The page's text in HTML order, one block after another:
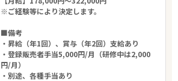
※ご経験等により決定します。
■備考
・昇給（年1回）、賞与（年2回）支給あり
・登録販売者手当5,000円/月（研修中は2,000
円/月）
・別途、各種手当あり